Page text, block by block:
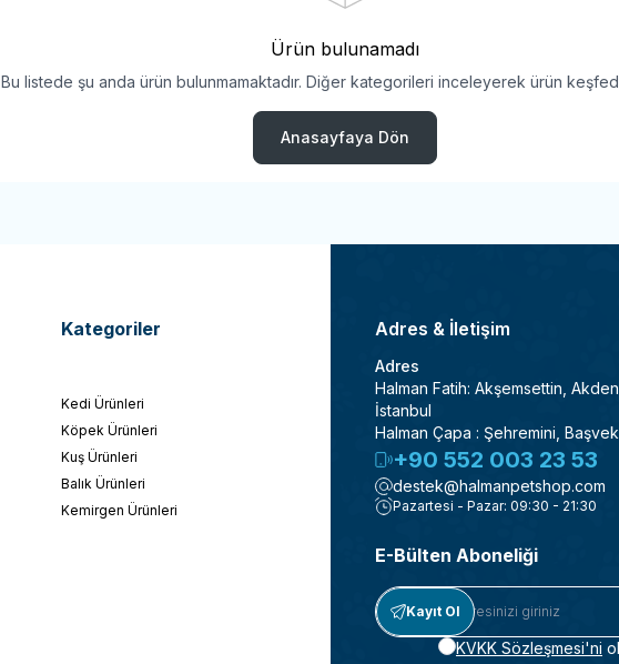
Ürün bulunamadı
Bu listede şu anda ürün bulunmamaktadır. Diğer kategorileri inceleyerek ürün
Anasayfaya Dön
Kategoriler
Kedi Ürünleri
Köpek Ürünleri
Kuş Ürünleri
Balık Ürünleri
Kemirgen Ürünleri
Adres & İletişim
Adres
Halman Fatih: Akşemsettin,
İstanbul
Halman Çapa : Şehremini,
+90 552 003 23 53
destek@halmanpetshop.com
Pazartesi - Pazar: 09:30 - 21:30
E-Bülten Aboneliği
Kayıt Ol
KVKK Sözleşmesi'ni